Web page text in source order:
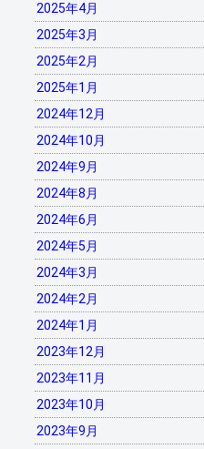
2025年4月
2025年3月
2025年2月
2025年1月
2024年12月
2024年10月
2024年9月
2024年8月
2024年6月
2024年5月
2024年3月
2024年2月
2024年1月
2023年12月
2023年11月
2023年10月
2023年9月